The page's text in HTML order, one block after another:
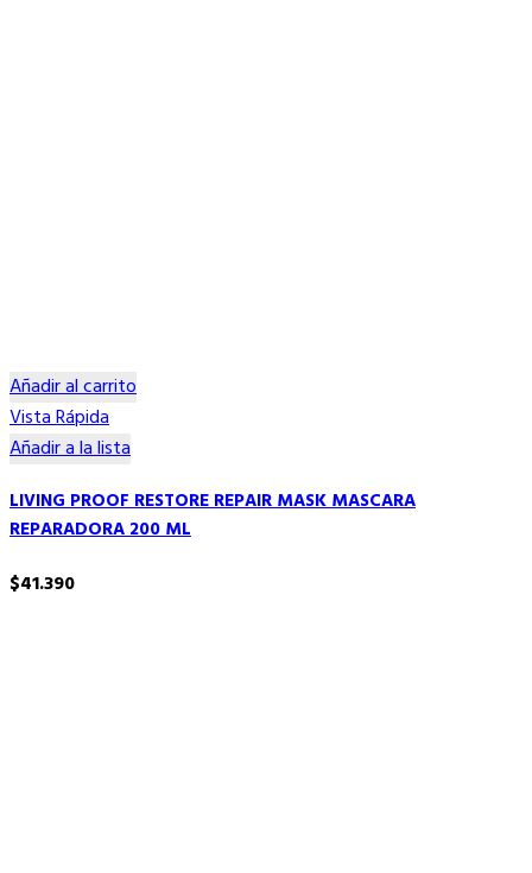
Añadir al carrito
Vista Rápida
Añadir a la lista
LIVING PROOF RESTORE REPAIR MASK MASCARA
REPARADORA 200 ML
$41.390